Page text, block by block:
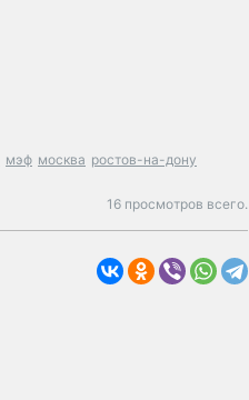
мэф москва ростов-на-дону
16 просмотров всего.